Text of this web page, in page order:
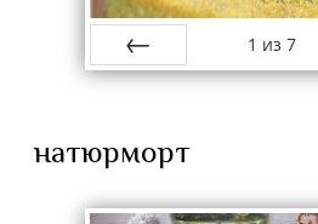
назад
1 из 7
натюрморт